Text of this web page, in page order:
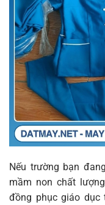
Nếu trường bạn
mầm non chất
đồng phục giáo dục